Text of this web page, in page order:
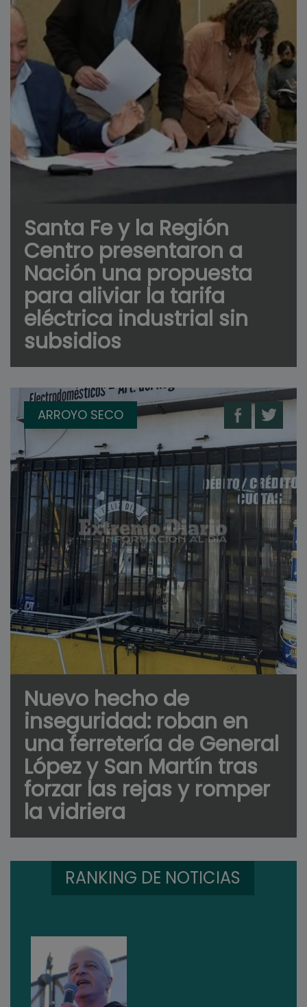
Santa Fe y la Región
Centro presentaron a
Nación una propuesta
para aliviar la tarifa
eléctrica industrial sin
subsidios
ARROYO SECO
Nuevo hecho de
inseguridad: roban en
una ferretería de General
López y San Martín tras
forzar las rejas y romper
la vidriera
RANKING DE NOTICIAS